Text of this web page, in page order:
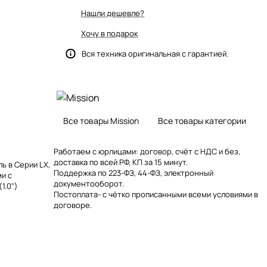
в Серии LX,
с
Нашли дешевле?
Хочу в подарок
Вся техника оригинальная с гарантией.
Все товары Mission Все товары категории
Работаем с юрлицами: договор, счёт с НДС и без,
доставка по всей РФ, КП за 15 минут.
Поддержка по 223-ФЗ, 44-ФЗ, электронный
документооборот.
Постоплата- с чётко прописанными всеми условиями в
договоре.